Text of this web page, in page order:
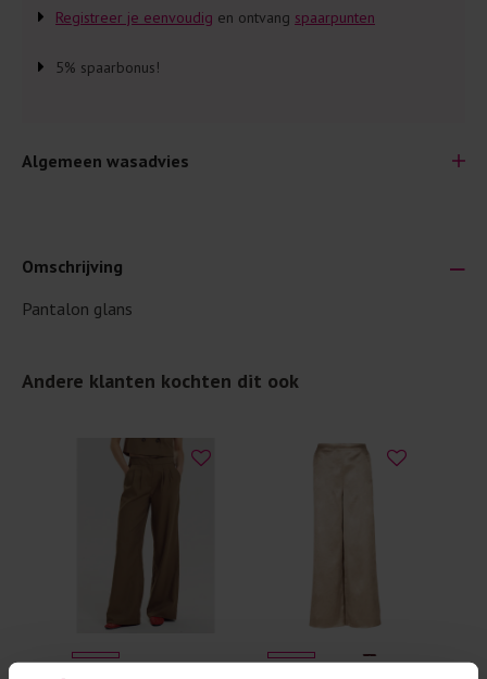
Registreer je eenvoudig en ontvang spaarpunten
5% spaarbonus!
Algemeen wasadvies
Je wilt natuurlijk lang plezier hebben van je nieuwe kleding.
Lees altijd eerst even het was-etiket.
buitenkant.
Wees zuinig met wasmiddel. Per kledingstuk is een drupje
Was zo koud mogelijk. Op 20 of 30 graden wassen is vaak
Doe de wasmachine niet te vol. Dat voorkomt
kreuken/wrijving.
Gebruik een waszakje voor poreuze materialen en/of
Omschrijving
Pantalon glans
Andere klanten kochten dit ook